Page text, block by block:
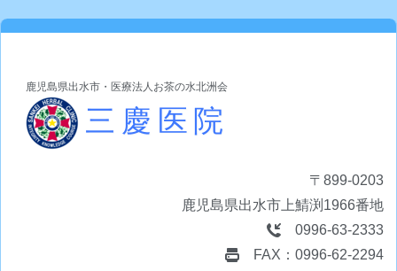
鹿児島県出水市・医療法人お茶の水北洲会
三慶医院
〒899-0203
鹿児島県出水市上鯖渕1966番地
0996-63-2333
FAX：0996-62-2294